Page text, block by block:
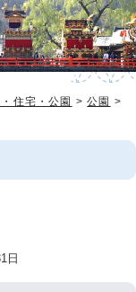
住宅・公園 >公園 >
日